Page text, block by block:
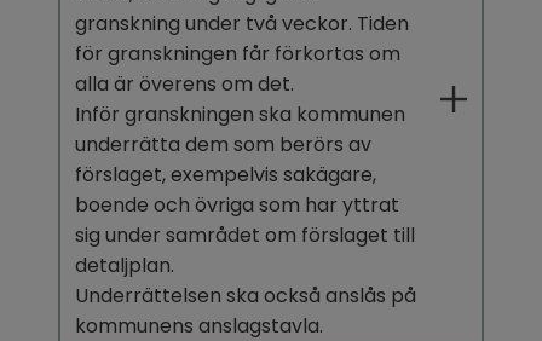
granskning under två veckor. Tiden
för granskningen får förkortas om
alla är överens om det.
Inför granskningen ska kommunen
underrätta dem som berörs av
förslaget, exempelvis sakägare,
boende och övriga som har yttrat
sig under samrådet om förslaget till
detaljplan.
Underrättelsen ska också anslås på
kommunens anslagstavla.